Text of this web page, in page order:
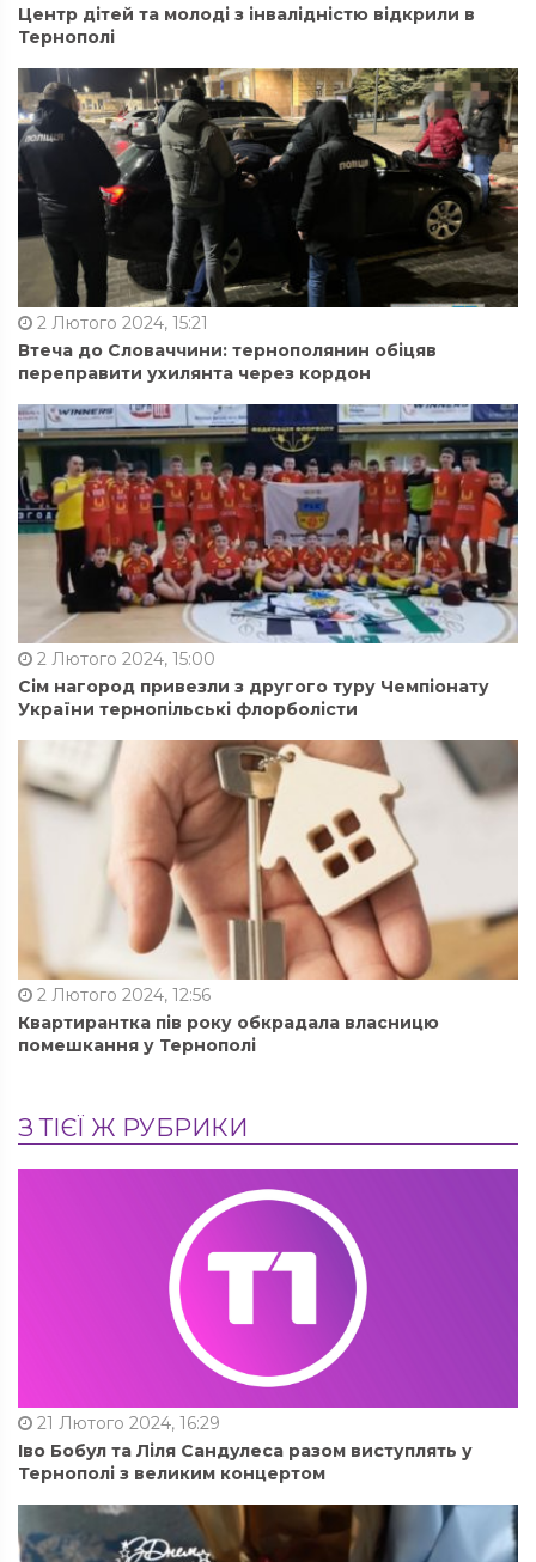
Центр дітей та молоді з інвалідністю відкрили в
Тернополі
2 Лютого 2024, 15:21
Втеча до Словаччини: тернополянин обіцяв
переправити ухилянта через кордон
2 Лютого 2024, 15:00
Сім нагород привезли з другого туру Чемпіонату
України тернопільські флорболісти
2 Лютого 2024, 12:56
Квартирантка пів року обкрадала власницю
помешкання у Тернополі
З ТІЄЇ Ж РУБРИКИ
21 Лютого 2024, 16:29
Іво Бобул та Ліля Сандулеса разом виступлять у
Тернополі з великим концертом